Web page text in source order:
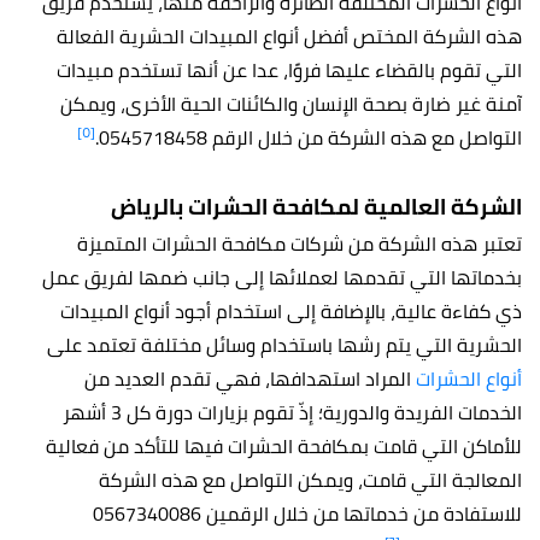
هذه الشركة المختص أفضل أنواع المبيدات الحشرية الفعالة
التي تقوم بالقضاء عليها فروًا، عدا عن أنها تستخدم مبيدات
آمنة غير ضارة بصحة الإنسان والكائنات الحية الأخرى، ويمكن
التواصل مع هذه الشركة من خلال الرقم0545718458.[٥]
الشركة العالمية لمكافحة الحشراتبالرياض
تعتبر هذه الشركة من شركات مكافحة الحشرات المتميزة
بخدماتها التي تقدمها لعملائها إلى جانب ضمها لفريق عمل
ذي كفاءة عالية، بالإضافة إلى استخدام أجود أنواع المبيدات
الحشرية التي يتم رشها باستخدام وسائل مختلفة تعتمد على
أنواع الحشراتالمراد استهدافها، فهي تقدم العديد من
الخدمات الفريدة والدورية؛ إذّ تقوم بزيارات دورة كل 3 أشهر
للأماكن التي قامت بمكافحة الحشرات فيها للتأكد من فعالية
المعالجة التي قامت، ويمكن التواصل مع هذه الشركة
للاستفادة من خدماتها من خلال الرقمين 0567340086